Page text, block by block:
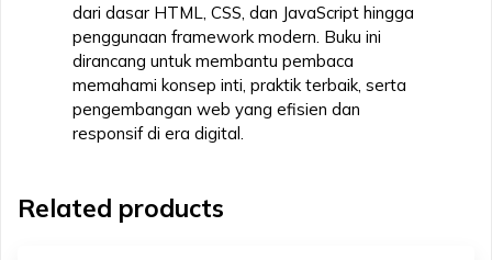
dari dasar HTML, CSS, dan JavaScript hingga
penggunaan framework modern. Buku ini
dirancang untuk membantu pembaca
memahami konsep inti, praktik terbaik, serta
pengembangan web yang efisien dan
responsif di era digital.
Related products